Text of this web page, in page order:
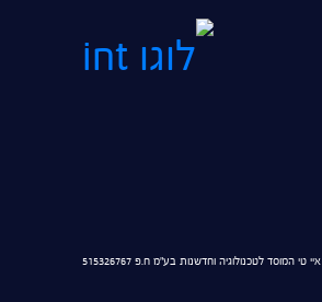
איי טי המוסד לטכנולוגיה וחדשנות בע"מ ח.פ 515326767